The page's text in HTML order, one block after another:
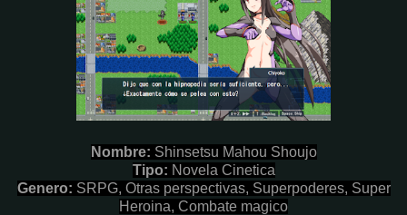
Nombre: Shinsetsu Mahou Shoujo
Tipo: Novela Cinetica
Genero: SRPG, Otras perspectivas, Superpoderes, Super
Heroina, Combate magico